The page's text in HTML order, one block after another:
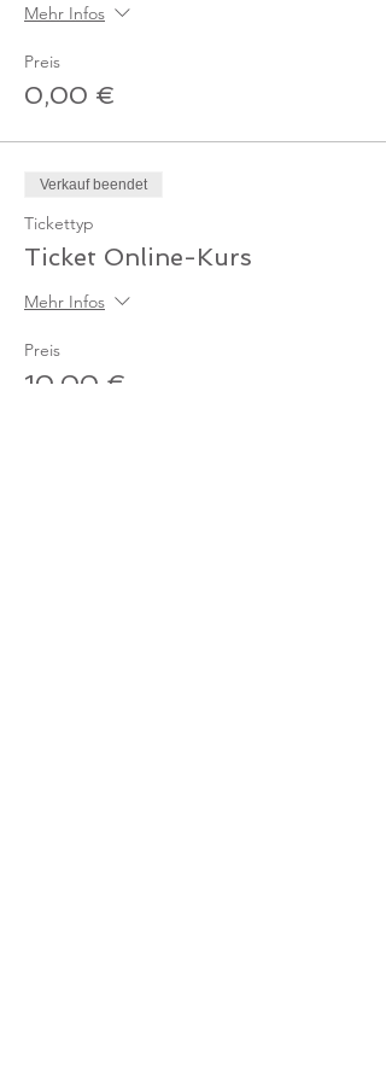
Mehr Infos
Preis
0,00 €
Verkauf beendet
Tickettyp
Ticket Online-Kurs
Mehr Infos
Preis
10,00 €